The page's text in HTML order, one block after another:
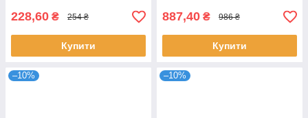
228,60 ₴ 254 ₴
Купити
887,40 ₴ 986 ₴
Купити
–10% –10%